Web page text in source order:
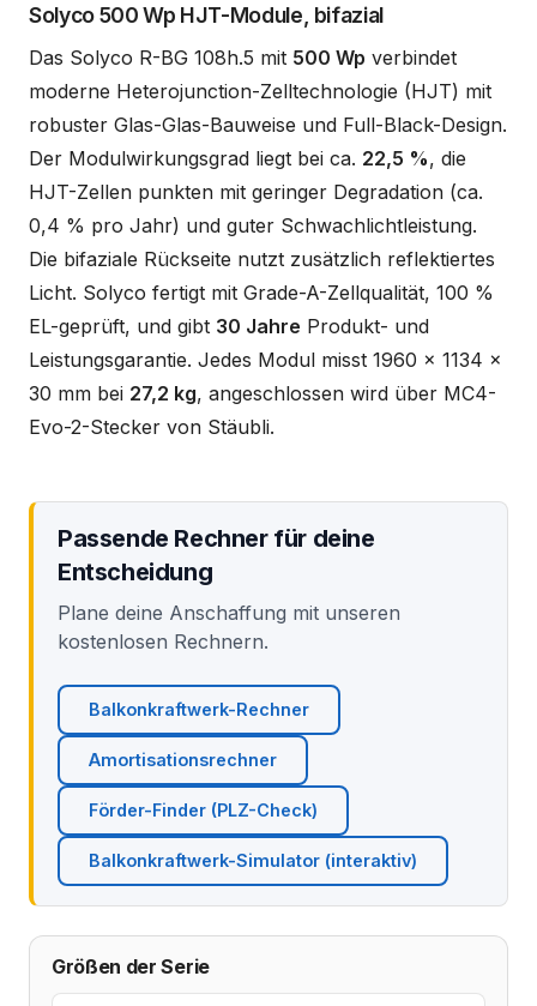
Solyco 500 Wp HJT-Module, bifazial
Das Solyco R-BG 108h.5 mit 500 Wp verbindet
moderne Heterojunction-Zelltechnologie (HJT) mit
robuster Glas-Glas-Bauweise und Full-Black-Design.
Der Modulwirkungsgrad liegt bei ca. 22,5 %, die
HJT-Zellen punkten mit geringer Degradation (ca.
0,4 % pro Jahr) und guter Schwachlichtleistung.
Die bifaziale Rückseite nutzt zusätzlich reflektiertes
Licht. Solyco fertigt mit Grade-A-Zellqualität, 100 %
EL-geprüft, und gibt 30 Jahre Produkt- und
Leistungsgarantie. Jedes Modul misst 1960 x 1134 x
30 mm bei 27,2 kg, angeschlossen wird über MC4-
Evo-2-Stecker von Stäubli.
Passende Rechner für deine
Entscheidung
Plane deine Anschaffung mit unseren
kostenlosen Rechnern.
Balkonkraftwerk-Rechner
Amortisationsrechner
Förder-Finder (PLZ-Check)
Balkonkraftwerk-Simulator (interaktiv)
Größen der Serie